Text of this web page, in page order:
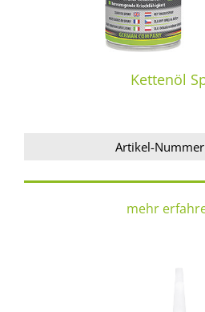
Kettenöl
Artikel-
mehr